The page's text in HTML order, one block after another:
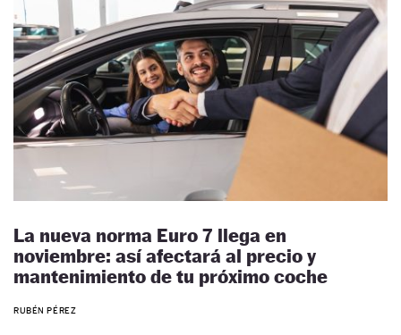
La nueva norma Euro 7 llega en
noviembre: así afectará al precio y
mantenimiento de tu próximo coche
RUBÉN PÉREZ